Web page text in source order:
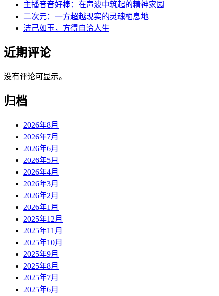
主播音音好棒：在声波中筑起的精神家园
二次元：一方超越现实的灵魂栖息地
洁己如玉，方得自洽人生
近期评论
没有评论可显示。
归档
2026年8月
2026年7月
2026年6月
2026年5月
2026年4月
2026年3月
2026年2月
2026年1月
2025年12月
2025年11月
2025年10月
2025年9月
2025年8月
2025年7月
2025年6月